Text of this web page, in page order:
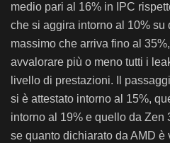
medio pari al 16% in IPC
che si aggira intorno al 10% su
massimo che arriva fino al
avvalorare più o meno tutti i
livello di prestazioni. Il
si è attestato intorno al 15%,
intorno al 19% e quello da Zen
se quanto dichiarato da AMD è